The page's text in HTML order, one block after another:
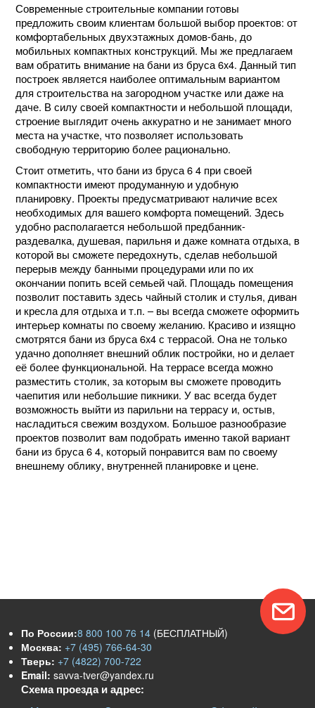
Современные строительные компании готовы
предложить своим клиентам большой выбор проектов: от
комфортабельных двухэтажных домов-бань, до
мобильных компактных конструкций. Мы же предлагаем
вам обратить внимание на бани из бруса 6x4. Данный тип
построек является наиболее оптимальным вариантом
для строительства на загородном участке или даже на
даче. В силу своей компактности и небольшой площади,
строение выглядит очень аккуратно и не занимает много
места на участке, что позволяет использовать
свободную территорию более рационально.
Стоит отметить, что бани из бруса 6 4 при своей
компактности имеют продуманную и удобную
планировку. Проекты предусматривают наличие всех
необходимых для вашего комфорта помещений. Здесь
удобно располагается небольшой предбанник-
раздевалка, душевая, парильня и даже комната отдыха, в
которой вы сможете передохнуть, сделав небольшой
перерыв между банными процедурами или по их
окончании попить всей семьей чай. Площадь помещения
позволит поставить здесь чайный столик и стулья, диван
и кресла для отдыха и т.п. – вы всегда сможете оформить
интерьер комнаты по своему желанию. Красиво и изящно
смотрятся бани из бруса 6x4 с террасой. Она не только
удачно дополняет внешний облик постройки, но и делает
её более функциональной. На террасе всегда можно
разместить столик, за которым вы сможете проводить
чаепития или небольшие пикники. У вас всегда будет
возможность выйти из парильни на террасу и, остыв,
насладиться свежим воздухом. Большое разнообразие
проектов позволит вам подобрать именно такой вариант
бани из бруса 6 4, который понравится вам по своему
внешнему облику, внутренней планировке и цене.
По России:8 800 100 76 14 (БЕСПЛАТНЫЙ)
Москва: +7 (495) 766-64-30
Тверь: +7 (4822) 700-722
Email: savva-tver@yandex.ru
Схема проезда и адрес: